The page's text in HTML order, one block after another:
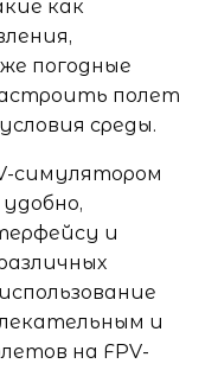
как
погодные
полет
среды.
симулятором
и
и
на FPV-